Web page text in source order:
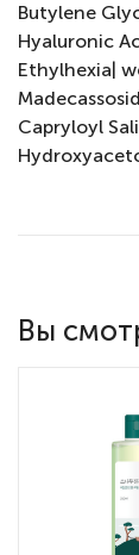
Butylene
Hyaluronic
Ethylhexia|
Capryloyl
Вы